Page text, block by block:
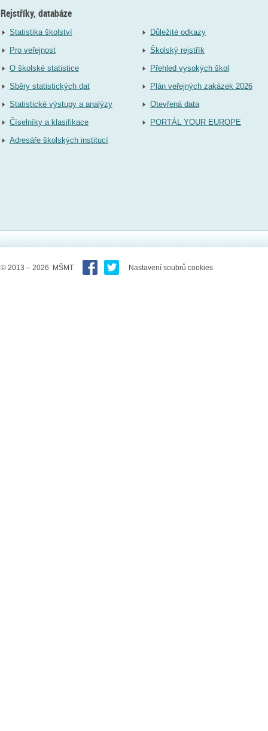
Rejstříky, databáze
Statistika školství
Pro veřejnost
O školské statistice
Sběry statistických dat
Statistické výstupy a analýzy
Číselníky a klasifikace
Adresáře školských institucí
Důležité odkazy
Školský rejstřík
Přehled vysokých škol
Plán veřejných zakázek 2026
Otevřená data
PORTÁL YOUR EUROPE
© 2013 – 2026 MŠMT Nastavení soubrů cookies